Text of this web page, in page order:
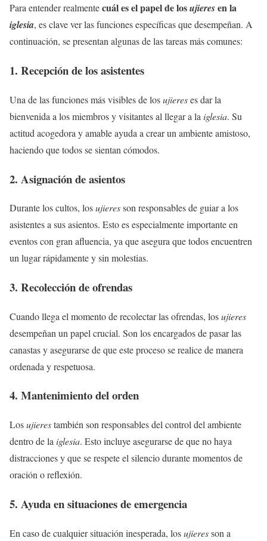
Para entender realmentecuál es el papel de losujieresen la
iglesia, es clave ver las funciones específicas que desempeñan. A
continuación, se presentan algunas de las tareas más comunes:
1. Recepción de los asistentes
Una de las funciones más visibles de losujiereses dar la
bienvenida a los miembros y visitantes al llegar a la iglesia. Su
actitud acogedora y amable ayuda a crear un ambiente amistoso,
haciendo que todos se sientan cómodos.
2. Asignación de asientos
Durante los cultos, losujieresson responsables de guiar a los
asistentes a sus asientos. Esto es especialmente importante en
eventos con gran afluencia, ya que asegura que todos encuentren
un lugar rápidamente y sin molestias.
3. Recolección de ofrendas
Cuando llega el momento de recolectar las ofrendas, losujieres
desempeñan un papel crucial. Son los encargados de pasar las
canastas y asegurarse de que este proceso se realice de manera
ordenada y respetuosa.
4. Mantenimiento del orden
Losujierestambién son responsables del control del ambiente
dentro de la iglesia. Esto incluye asegurarse de que no haya
distracciones y que se respete el silencio durante momentos de
oración o reflexión.
5. Ayuda en situaciones de emergencia
En caso de cualquier situación inesperada, losujieresson a